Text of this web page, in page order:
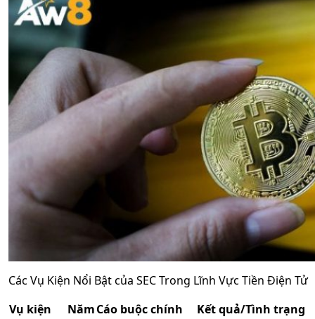
Các Vụ Kiện Nổi Bật của SEC Trong Lĩnh Vực Tiền Điện Tử
Vụ kiện
NămCáo buộc chính Kết quả/Tình trạng